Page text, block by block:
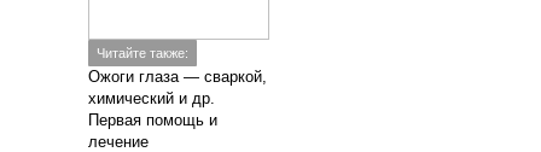
Читайте также:
Ожоги глаза — сваркой,
химический и др.
Первая помощь и
лечение